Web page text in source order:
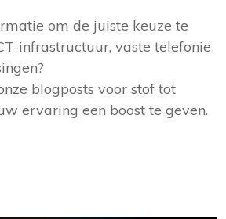
om de juiste keuze te
infrastructuur, vaste telefonie
blogposts voor stof tot
ervaring een boost te geven.